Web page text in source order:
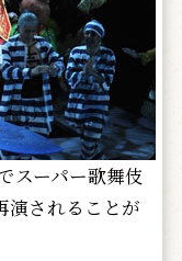
スーパー歌舞伎
演されることが